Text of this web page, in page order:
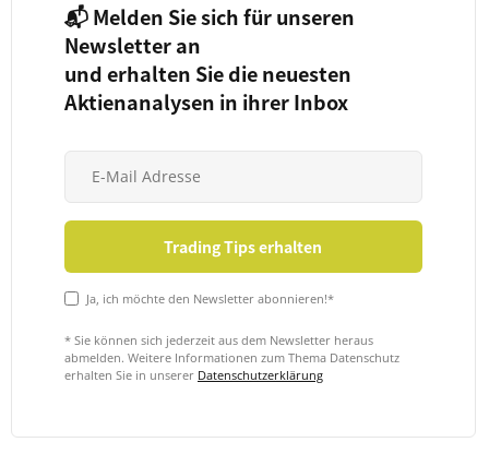
📬 Melden Sie sich für unseren
Newsletter an
und erhalten Sie die neuesten
Aktienanalysen in ihrer Inbox
Ja, ich möchte den Newsletter abonnieren!*
* Sie können sich jederzeit aus dem Newsletter heraus
abmelden. Weitere Informationen zum Thema Datenschutz
erhalten Sie in unserer Datenschutzerklärung